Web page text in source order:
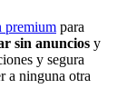
premium para
sin anuncios y
y segura
a ninguna otra